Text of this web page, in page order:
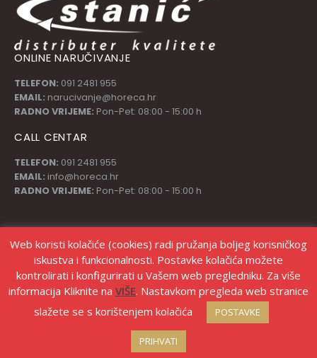
ONLINE NARUČIVANJE
TELEFON: 091 2481 955
EMAIL: narucivanje@horeca.hr
RADNO VRIJEME: Pon-Pet: 08:00 - 15:00 h
CALL CENTAR
TELEFON: 091 2481 955
EMAIL: info@horeca.hr
RADNO VRIJEME: Pon-Pet: 08:00 - 15:00 h
Izrada web shopa Marketing strategije
Web koristi kolačiće (cookies) radi pružanja boljeg korisničkog
iskustva i funkcionalnosti. Postavke kolačića možete
kontrolirati i konfigurirati u Vašem web pregledniku. Za više
informacija Kliknite na VIŠE. Nastavkom pregleda web stranice
slažete se s korištenjem kolačića
POSTAVKE
PRIHVATI